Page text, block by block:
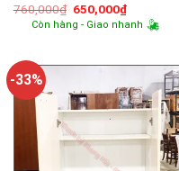
760,000₫ Giá
gốc
là:
650,000₫Giá
hiện
tại
Còn hàng - Giao nhanh
-33%